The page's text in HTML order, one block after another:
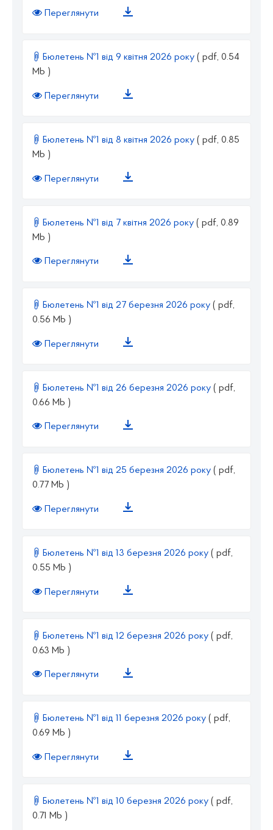
Переглянути
Бюлетень №1 від 9 квітня 2026 року ( pdf, 0.54
Mb )
Переглянути
Бюлетень №1 від 8 квітня 2026 року ( pdf, 0.85
Mb )
Переглянути
Бюлетень №1 від 7 квітня 2026 року ( pdf, 0.89
Mb )
Переглянути
Бюлетень №1 від 27 березня 2026 року ( pdf,
0.56 Mb )
Переглянути
Бюлетень №1 від 26 березня 2026 року ( pdf,
0.66 Mb )
Переглянути
Бюлетень №1 від 25 березня 2026 року ( pdf,
0.77 Mb )
Переглянути
Бюлетень №1 від 13 березня 2026 року ( pdf,
0.55 Mb )
Переглянути
Бюлетень №1 від 12 березня 2026 року ( pdf,
0.63 Mb )
Переглянути
Бюлетень №1 від 11 березня 2026 року ( pdf,
0.69 Mb )
Переглянути
Бюлетень №1 від 10 березня 2026 року ( pdf,
0.71 Mb )